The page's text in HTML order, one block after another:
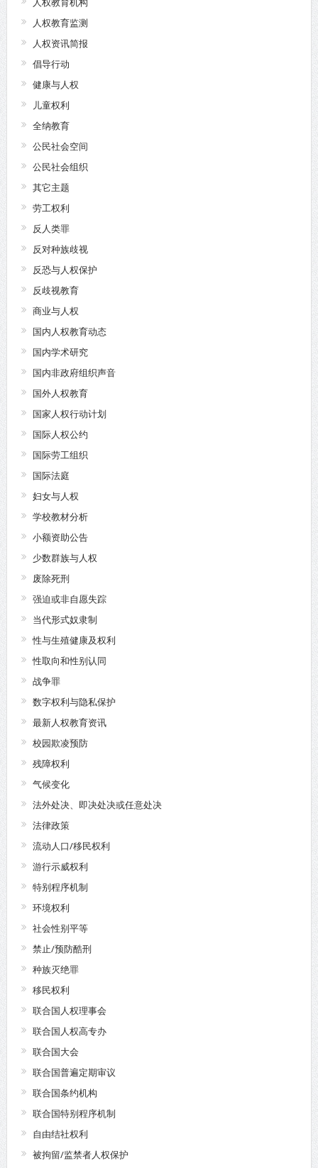
人权教育监测
人权资讯简报
倡导行动
健康与人权
儿童权利
全纳教育
公民社会空间
公民社会组织
其它主题
劳工权利
反人类罪
反对种族歧视
反恐与人权保护
反歧视教育
商业与人权
国内人权教育动态
国内学术研究
国内非政府组织声音
国外人权教育
国家人权行动计划
国际人权公约
国际劳工组织
国际法庭
妇女与人权
学校教材分析
小额资助公告
少数群族与人权
废除死刑
强迫或非自愿失踪
当代形式奴隶制
性与生殖健康及权利
性取向和性别认同
战争罪
数字权利与隐私保护
最新人权教育资讯
校园欺凌预防
残障权利
气候变化
法外处决、即决处决或任意处决
法律政策
流动人口/移民权利
游行示威权利
特别程序机制
环境权利
社会性别平等
禁止/预防酷刑
种族灭绝罪
移民权利
联合国人权理事会
联合国人权高专办
联合国大会
联合国普遍定期审议
联合国条约机构
联合国特别程序机制
自由结社权利
被拘留/监禁者人权保护